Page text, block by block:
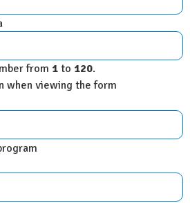
from 1 to 120.
when viewing the form